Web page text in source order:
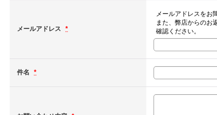
メールアドレス *
メールアドレスをお
また、弊店からのお
確認ください。
件名 *